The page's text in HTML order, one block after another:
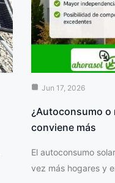
Jun 17, 2026
¿Autoconsumo o
conviene más
El autoconsumo
vez más hogares y